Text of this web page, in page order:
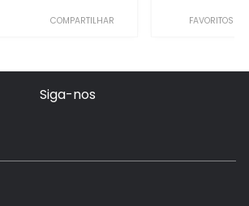
COMPARTILHAR FAVORITOS
Siga-nos